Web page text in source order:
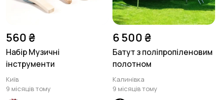
560 ₴
Набір Музичні
інструменти
Київ
9 місяців тому
6 500 ₴
Батут з поліпропіленовим
полотном
Калинівка
9 місяців тому